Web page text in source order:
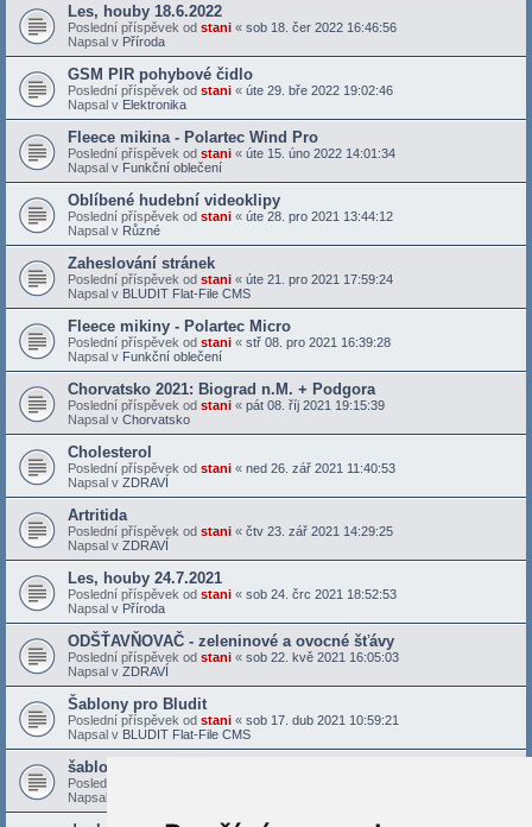
Les, houby 18.6.2022
Poslední příspěvek od stani « sob 18. čer 2022 16:46:56
Napsal v Příroda
GSM PIR pohybové čidlo
Poslední příspěvek od stani « úte 29. bře 2022 19:02:46
Napsal v Elektronika
Fleece mikina - Polartec Wind Pro
Poslední příspěvek od stani « úte 15. úno 2022 14:01:34
Napsal v Funkční oblečení
Oblíbené hudební videoklipy
Poslední příspěvek od stani « úte 28. pro 2021 13:44:12
Napsal v Různé
Zaheslování stránek
Poslední příspěvek od stani « úte 21. pro 2021 17:59:24
Napsal v BLUDIT Flat-File CMS
Fleece mikiny - Polartec Micro
Poslední příspěvek od stani « stř 08. pro 2021 16:39:28
Napsal v Funkční oblečení
Chorvatsko 2021: Biograd n.M. + Podgora
Poslední příspěvek od stani « pát 08. říj 2021 19:15:39
Napsal v Chorvatsko
Cholesterol
Poslední příspěvek od stani « ned 26. zář 2021 11:40:53
Napsal v ZDRAVÍ
Artritida
Poslední příspěvek od stani « čtv 23. zář 2021 14:29:25
Napsal v ZDRAVÍ
Les, houby 24.7.2021
Poslední příspěvek od stani « sob 24. črc 2021 18:52:53
Napsal v Příroda
ODŠŤAVŇOVAČ - zeleninové a ovocné šťávy
Poslední příspěvek od stani « sob 22. kvě 2021 16:05:03
Napsal v ZDRAVÍ
Šablony pro Bludit
Poslední příspěvek od stani « sob 17. dub 2021 10:59:21
Napsal v BLUDIT Flat-File CMS
šablona Bludit - Docs X
Poslední příspěvek od
Napsal v